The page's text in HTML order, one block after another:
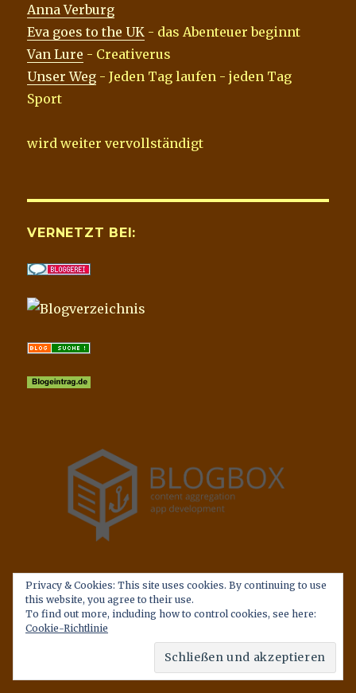
Anna Verburg
Eva goes to the UK - das Abenteuer beginnt
Van Lure - Creativerus
Unser Weg - Jeden Tag laufen - jeden Tag
Sport
wird weiter vervollständigt
VERNETZT BEI:
Privacy & Cookies: This site uses cookies. By continuing to use
this website, you agree to their use.
To find out more, including how to control cookies, see here:
Cookie-Richtlinie